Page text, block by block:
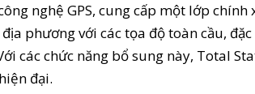
nghệ GPS, cung cấp một lớp
phương với các tọa độ toàn cầu,
các chức năng bổ sung này, Total
đại.